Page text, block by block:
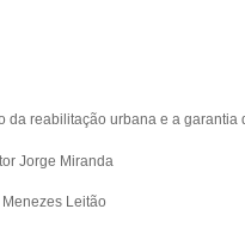
da reabilitação urbana e a garantia
Jorge Miranda
Leitão